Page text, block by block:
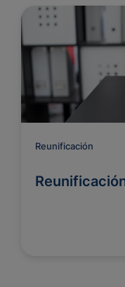
Reunificación